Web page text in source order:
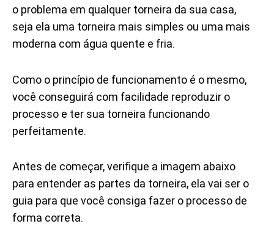
o problema em qualquer torneira da sua casa,
seja ela uma torneira mais simples ou uma mais
moderna com água quente e fria.
Como o princípio de funcionamento é o mesmo,
você conseguirá com facilidade reproduzir o
processo e ter sua torneira funcionando
perfeitamente.
Antes de começar, verifique a imagem abaixo
para entender as partes da torneira, ela vai ser o
guia para que você consiga fazer o processo de
forma correta.